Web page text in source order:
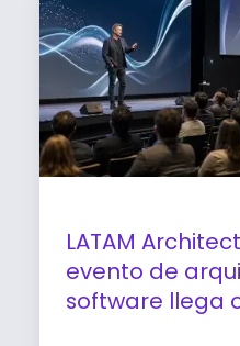
LATAM
evento de
software llega